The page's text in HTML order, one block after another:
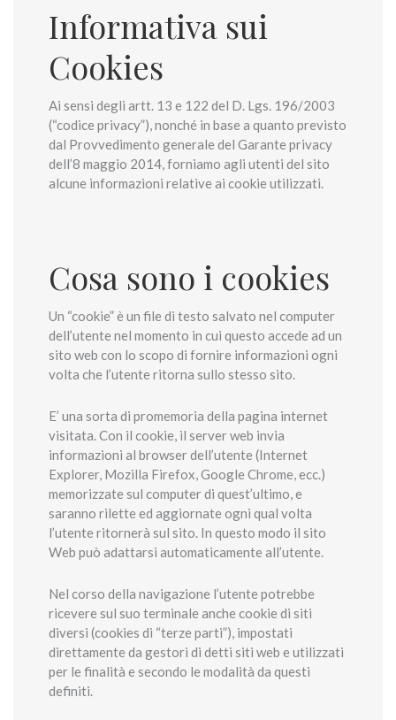
Informativa sui
Cookies
Ai sensi degli artt. 13 e 122 del D. Lgs. 196/2003
(“codice privacy”), nonché in base a quanto previsto
dal Provvedimento generale del Garante privacy
dell’8 maggio 2014, forniamo agli utenti del sito
alcune informazioni relative ai cookie utilizzati.
Cosa sono i cookies
Un “cookie” è un file di testo salvato nel computer
dell’utente nel momento in cui questo accede ad un
sito web con lo scopo di fornire informazioni ogni
volta che l’utente ritorna sullo stesso sito.
E’ una sorta di promemoria della pagina internet
visitata. Con il cookie, il server web invia
informazioni al browser dell’utente (Internet
Explorer, Mozilla Firefox, Google Chrome, ecc.)
memorizzate sul computer di quest’ultimo, e
saranno rilette ed aggiornate ogni qual volta
l’utente ritornerà sul sito. In questo modo il sito
Web può adattarsi automaticamente all’utente.
Nel corso della navigazione l’utente potrebbe
ricevere sul suo terminale anche cookie di siti
diversi (cookies di “terze parti”), impostati
direttamente da gestori di detti siti web e utilizzati
per le finalità e secondo le modalità da questi
definiti.